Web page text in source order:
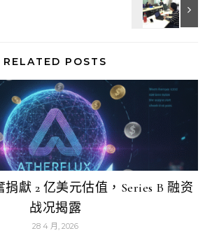
RELATED POSTS
獻 2 亿美元估值，Series B 融资
战况揭露
28 4 月, 2026